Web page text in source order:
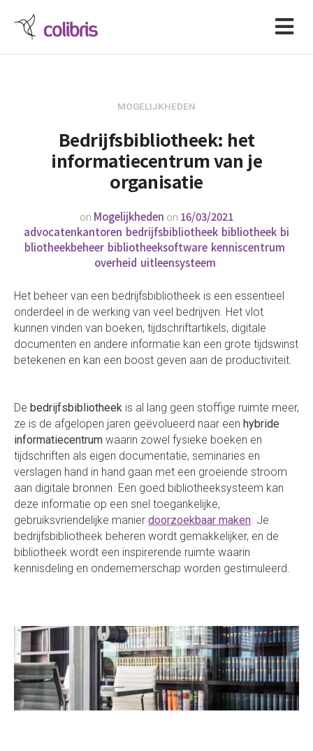
MOGELIJKHEDEN
Bedrijfsbibliotheek: het
informatiecentrum van je
organisatie
on Mogelijkheden on 16/03/2021
advocatenkantoren bedrijfsbibliotheek bibliotheek bi
bliotheekbeheer bibliotheeksoftware kenniscentrum
overheid uitleensysteem
Het beheer van een bedrijfsbibliotheek is een essentieel
onderdeel in de werking van veel bedrijven. Het vlot
kunnen vinden van boeken, tijdschriftartikels, digitale
documenten en andere informatie kan een grote tijdswinst
betekenen en kan een boost geven aan de productiviteit.
De bedrijfsbibliotheek is al lang geen stoffige ruimte meer,
ze is de afgelopen jaren geëvolueerd naar een hybride
informatiecentrum waarin zowel fysieke boeken en
tijdschriften als eigen documentatie, seminaries en
verslagen hand in hand gaan met een groeiende stroom
aan digitale bronnen. Een goed bibliotheeksysteem kan
deze informatie op een snel toegankelijke,
gebruiksvriendelijke manier doorzoekbaar maken. Je
bedrijfsbibliotheek beheren wordt gemakkelijker, en de
bibliotheek wordt een inspirerende ruimte waarin
kennisdeling en ondernemerschap worden gestimuleerd.